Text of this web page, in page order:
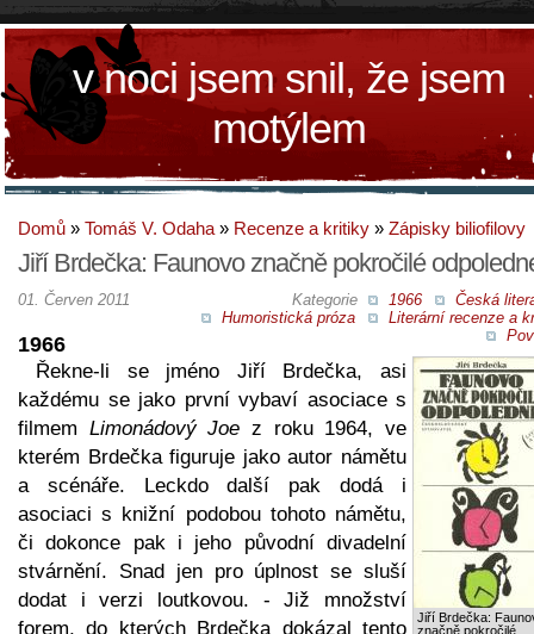
v noci jsem snil, že jsem
motýlem
Domů » Tomáš V. Odaha » Recenze a kritiky » Zápisky biliofilovy
Jiří Brdečka: Faunovo značně pokročilé
Kategorie 1966
Česká
Humoristická próza
Literární recenze a
01. Červen 2011
Jiří Brdečka:
značně pokročilé
1966
Řekne-li se jméno Jiří Brdečka, asi
každému se jako první vybaví asociace s
filmem Limonádový Joe z roku 1964, ve
kterém Brdečka figuruje jako autor námětu
a scénáře. Leckdo další pak dodá i
asociaci s knižní podobou tohoto námětu,
či dokonce pak i jeho původní divadelní
stvárnění. Snad jen pro úplnost se sluší
dodat i verzi loutkovou. - Již množství
forem, do kterých Brdečka dokázal tento